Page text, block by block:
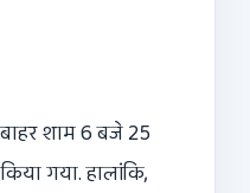
शाम 6 बजे 25
गया. हालांकि,